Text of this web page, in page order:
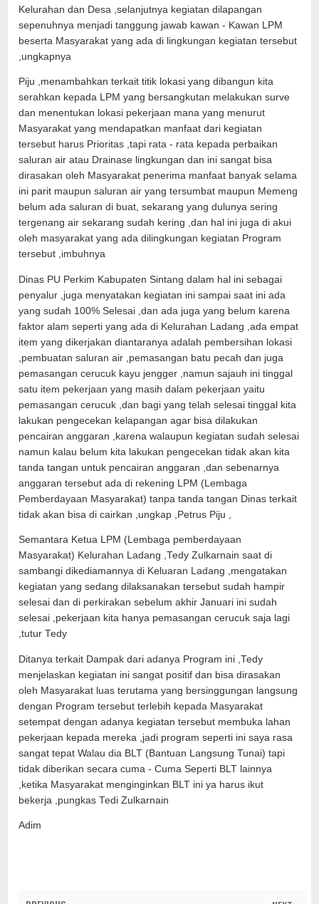
Kelurahan dan Desa ,selanjutnya kegiatan dilapangan
sepenuhnya menjadi tanggung jawab kawan - Kawan LPM
beserta Masyarakat yang ada di lingkungan kegiatan tersebut
,ungkapnya
Piju ,menambahkan terkait titik lokasi yang dibangun kita
serahkan kepada LPM yang bersangkutan melakukan surve
dan menentukan lokasi pekerjaan mana yang menurut
Masyarakat yang mendapatkan manfaat dari kegiatan
tersebut harus Prioritas ,tapi rata - rata kepada perbaikan
saluran air atau Drainase lingkungan dan ini sangat bisa
dirasakan oleh Masyarakat penerima manfaat banyak selama
ini parit maupun saluran air yang tersumbat maupun Memeng
belum ada saluran di buat, sekarang yang dulunya sering
tergenang air sekarang sudah kering ,dan hal ini juga di akui
oleh masyarakat yang ada dilingkungan kegiatan Program
tersebut ,imbuhnya
Dinas PU Perkim Kabupaten Sintang dalam hal ini sebagai
penyalur ,juga menyatakan kegiatan ini sampai saat ini ada
yang sudah 100% Selesai ,dan ada juga yang belum karena
faktor alam seperti yang ada di Kelurahan Ladang ,ada empat
item yang dikerjakan diantaranya adalah pembersihan lokasi
,pembuatan saluran air ,pemasangan batu pecah dan juga
pemasangan cerucuk kayu jengger ,namun sajauh ini tinggal
satu item pekerjaan yang masih dalam pekerjaan yaitu
pemasangan cerucuk ,dan bagi yang telah selesai tinggal kita
lakukan pengecekan kelapangan agar bisa dilakukan
pencairan anggaran ,karena walaupun kegiatan sudah selesai
namun kalau belum kita lakukan pengecekan tidak akan kita
tanda tangan untuk pencairan anggaran ,dan sebenarnya
anggaran tersebut ada di rekening LPM (Lembaga
Pemberdayaan Masyarakat) tanpa tanda tangan Dinas terkait
tidak akan bisa di cairkan ,ungkap ,Petrus Piju ,
Semantara Ketua LPM (Lembaga pemberdayaan
Masyarakat) Kelurahan Ladang ,Tedy Zulkarnain saat di
sambangi dikediamannya di Keluaran Ladang ,mengatakan
kegiatan yang sedang dilaksanakan tersebut sudah hampir
selesai dan di perkirakan sebelum akhir Januari ini sudah
selesai ,pekerjaan kita hanya pemasangan cerucuk saja lagi
,tutur Tedy
Ditanya terkait Dampak dari adanya Program ini ,Tedy
menjelaskan kegiatan ini sangat positif dan bisa dirasakan
oleh Masyarakat luas terutama yang bersinggungan langsung
dengan Program tersebut terlebih kepada Masyarakat
setempat dengan adanya kegiatan tersebut membuka lahan
pekerjaan kepada mereka ,jadi program seperti ini saya rasa
sangat tepat Walau dia BLT (Bantuan Langsung Tunai) tapi
tidak diberikan secara cuma - Cuma Seperti BLT lainnya
,ketika Masyarakat menginginkan BLT ini ya harus ikut
bekerja ,pungkas Tedi Zulkarnain
Adim